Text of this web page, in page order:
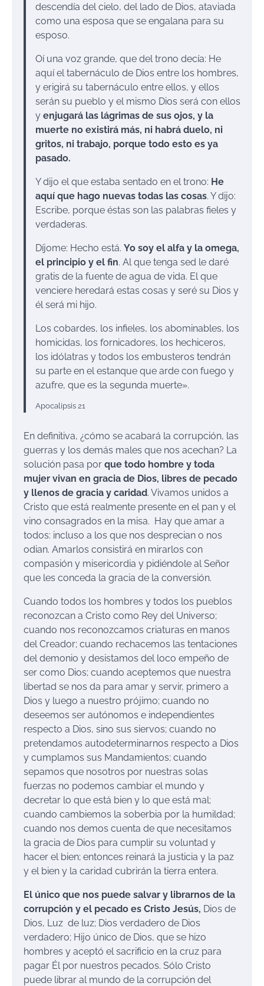
descendía del cielo, del lado de Dios, ataviada
como una esposa que se engalana para su
esposo.
Oí una voz grande, que del trono decía: He
aquí el tabernáculo de Dios entre los hombres,
y erigirá su tabernáculo entre ellos, y ellos
serán su pueblo y el mismo Dios será con ellos
y enjugará las lágrimas de sus ojos, y la
muerte no existirá más, ni habrá duelo, ni
gritos, ni trabajo, porque todo esto es ya
pasado.
Y dijo el que estaba sentado en el trono: He
aquí que hago nuevas todas las cosas. Y dijo:
Escribe, porque éstas son las palabras fieles y
verdaderas.
Díjome: Hecho está. Yo soy el alfa y la omega,
el principio y el fin. Al que tenga sed le daré
gratis de la fuente de agua de vida. El que
venciere heredará estas cosas y seré su Dios y
él será mi hijo.
Los cobardes, los infieles, los abominables, los
homicidas, los fornicadores, los hechiceros,
los idólatras y todos los embusteros tendrán
su parte en el estanque que arde con fuego y
azufre, que es la segunda muerte».
Apocalipsis 21
En definitiva, ¿cómo se acabará la corrupción, las
guerras y los demás males que nos acechan? La
solución pasa por que todo hombre y toda
mujer vivan en gracia de Dios, libres de pecado
y llenos de gracia y caridad. Vivamos unidos a
Cristo que está realmente presente en el pan y el
vino consagrados en la misa. Hay que amar a
todos: incluso a los que nos desprecian o nos
odian. Amarlos consistirá en mirarlos con
compasión y misericordia y pidiéndole al Señor
que les conceda la gracia de la conversión.
Cuando todos los hombres y todos los pueblos
reconozcan a Cristo como Rey del Universo;
cuando nos reconozcamos criaturas en manos
del Creador; cuando rechacemos las tentaciones
del demonio y desistamos del loco empeño de
ser como Dios; cuando aceptemos que nuestra
libertad se nos da para amar y servir, primero a
Dios y luego a nuestro prójimo; cuando no
deseemos ser autónomos e independientes
respecto a Dios, sino sus siervos; cuando no
pretendamos autodeterminarnos respecto a Dios
y cumplamos sus Mandamientos; cuando
sepamos que nosotros por nuestras solas
fuerzas no podemos cambiar el mundo y
decretar lo que está bien y lo que está mal;
cuando cambiemos la soberbia por la humildad;
cuando nos demos cuenta de que necesitamos
la gracia de Dios para cumplir su voluntad y
hacer el bien; entonces reinará la justicia y la paz
y el bien y la caridad cubrirán la tierra entera.
El único que nos puede salvar y librarnos de la
corrupción y el pecado es Cristo Jesús, Dios de
Dios, Luz de luz; Dios verdadero de Dios
verdadero; Hijo único de Dios, que se hizo
hombres y aceptó el sacrificio en la cruz para
pagar Él por nuestros pecados. Sólo Cristo
puede librar al mundo de la corrupción del